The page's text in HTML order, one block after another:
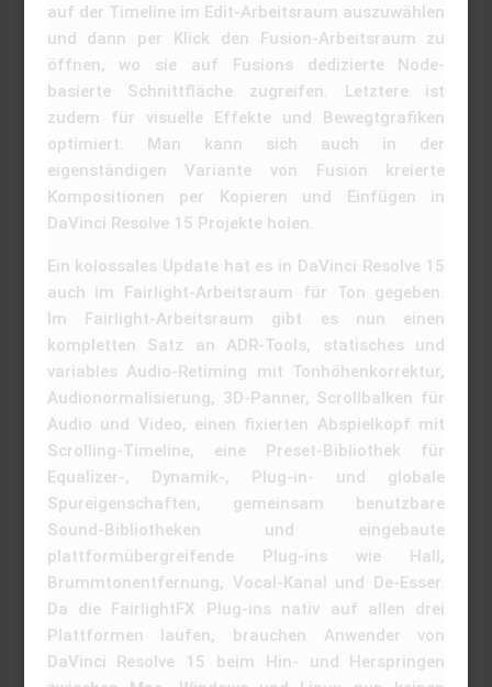
auf der Timeline im Edit-Arbeitsraum auszuwählen
und dann per Klick den Fusion-Arbeitsraum zu
öffnen, wo sie auf Fusions dedizierte Node-
basierte Schnittfläche zugreifen. Letztere ist
zudem für visuelle Effekte und Bewegtgrafiken
optimiert. Man kann sich auch in der
eigenständigen Variante von Fusion kreierte
Kompositionen per Kopieren und Einfügen in
DaVinci Resolve 15 Projekte holen.
Ein kolossales Update hat es in DaVinci Resolve 15
auch im Fairlight-Arbeitsraum für Ton gegeben.
Im Fairlight-Arbeitsraum gibt es nun einen
kompletten Satz an ADR-Tools, statisches und
variables Audio-Retiming mit Tonhöhenkorrektur,
Audionormalisierung, 3D-Panner, Scrollbalken für
Audio und Video, einen fixierten Abspielkopf mit
Scrolling-Timeline, eine Preset-Bibliothek für
Equalizer-, Dynamik-, Plug-in- und globale
Spureigenschaften, gemeinsam benutzbare
Sound-Bibliotheken und eingebaute
plattformübergreifende Plug-ins wie Hall,
Brummtonentfernung, Vocal-Kanal und De-Esser.
Da die FairlightFX Plug-ins nativ auf allen drei
Plattformen laufen, brauchen Anwender von
DaVinci Resolve 15 beim Hin- und Herspringen